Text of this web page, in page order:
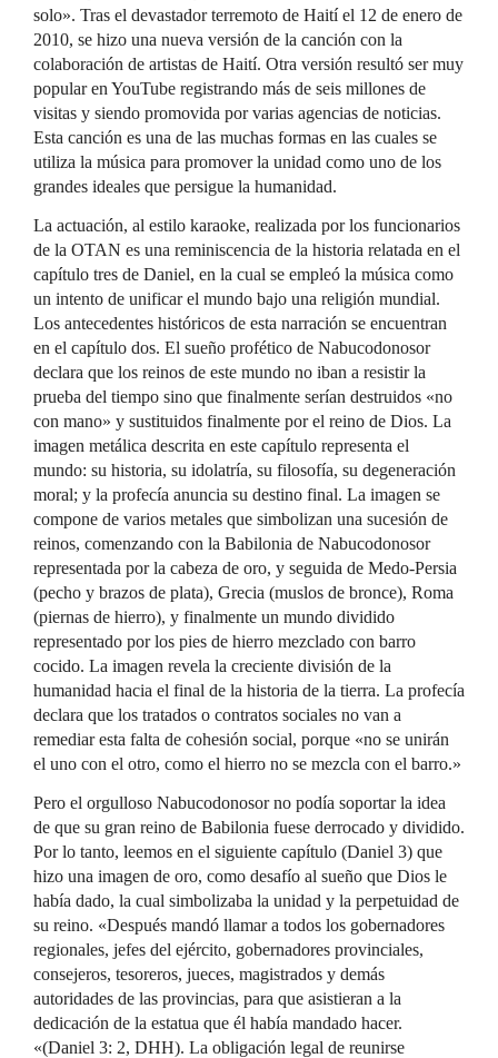
solo». Tras el devastador terremoto de Haití el 12 de enero de
2010, se hizo una nueva versión de la canción con la
colaboración de artistas de Haití. Otra versión resultó ser muy
popular en YouTube registrando más de seis millones de
visitas y siendo promovida por varias agencias de noticias.
Esta canción es una de las muchas formas en las cuales se
utiliza la música para promover la unidad como uno de los
grandes ideales que persigue la humanidad.
La actuación, al estilo karaoke, realizada por los funcionarios
de la OTAN es una reminiscencia de la historia relatada en el
capítulo tres de Daniel, en la cual se empleó la música como
un intento de unificar el mundo bajo una religión mundial.
Los antecedentes históricos de esta narración se encuentran
en el capítulo dos. El sueño profético de Nabucodonosor
declara que los reinos de este mundo no iban a resistir la
prueba del tiempo sino que finalmente serían destruidos «no
con mano» y sustituidos finalmente por el reino de Dios. La
imagen metálica descrita en este capítulo representa el
mundo: su historia, su idolatría, su filosofía, su degeneración
moral; y la profecía anuncia su destino final. La imagen se
compone de varios metales que simbolizan una sucesión de
reinos, comenzando con la Babilonia de Nabucodonosor
representada por la cabeza de oro, y seguida de Medo-Persia
(pecho y brazos de plata), Grecia (muslos de bronce), Roma
(piernas de hierro), y finalmente un mundo dividido
representado por los pies de hierro mezclado con barro
cocido. La imagen revela la creciente división de la
humanidad hacia el final de la historia de la tierra. La profecía
declara que los tratados o contratos sociales no van a
remediar esta falta de cohesión social, porque «no se unirán
el uno con el otro, como el hierro no se mezcla con el barro.»
Pero el orgulloso Nabucodonosor no podía soportar la idea
de que su gran reino de Babilonia fuese derrocado y dividido.
Por lo tanto, leemos en el siguiente capítulo (Daniel 3) que
hizo una imagen de oro, como desafío al sueño que Dios le
había dado, la cual simbolizaba la unidad y la perpetuidad de
su reino. «Después mandó llamar a todos los gobernadores
regionales, jefes del ejército, gobernadores provinciales,
consejeros, tesoreros, jueces, magistrados y demás
autoridades de las provincias, para que asistieran a la
dedicación de la estatua que él había mandado hacer.
«(Daniel 3: 2, DHH). La obligación legal de reunirse